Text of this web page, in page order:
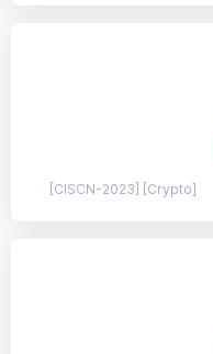
[CISCN-2023] [Crypto]